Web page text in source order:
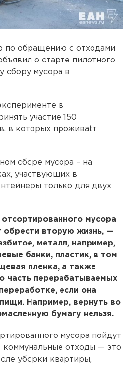
по обращению с отходами
о старте пилотного
сбору мусора в
в
участие 150
в которых проживаtт
сборе мусора – на
участвующих в
только для двух
мусора
обрести вторую жизнь, —
металл, например,
банки, пластик, в том
пленка, а также
часть перерабатываемых
если она
Например, вернуть во
бумагу нельзя.
мусора пойдут
коммунальные отходы — это
уборки квартиры,